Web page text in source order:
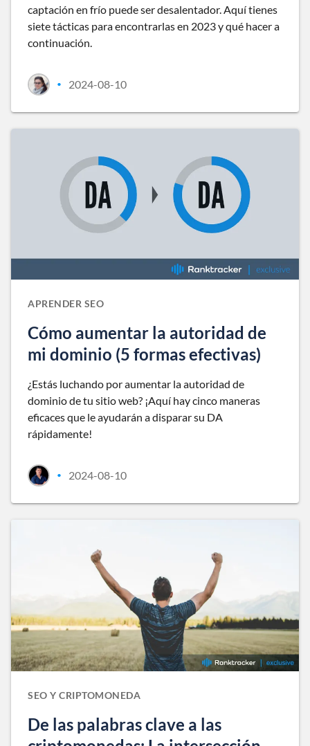
captación en frío puede ser desalentador. Aquí tienes
siete tácticas para encontrarlas en 2023 y qué hacer a
continuación.
• 2024-08-10
APRENDER SEO
Cómo aumentar la autoridad de
mi dominio (5 formas efectivas)
¿Estás luchando por aumentar la autoridad de
dominio de tu sitio web? ¡Aquí hay cinco maneras
eficaces que le ayudarán a disparar su DA
rápidamente!
• 2024-08-10
SEO Y CRIPTOMONEDA
De las palabras clave a las